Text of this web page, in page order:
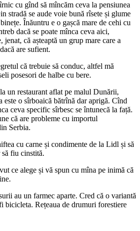
cu gînd să mîncăm ceva la pensiunea
stradă se aude voie bună rîsete și glume
Înăuntru e o gașcă mare de cehi cu
dacă se poate mînca ceva aici,
că așteaptă un grup mare care a
are sufient.
că trebuie să conduc, altfel mă
posesori de halbe cu bere.
un restaurant aflat pe malul Dunării,
este o sîrboaică bătrînă dar aprigă. Cînd
ceva specific sîrbesc se întunecă la față.
că are probleme cu importul
Serbia.
cu carne și condimente de la Lidl și să
fiu cinstită.
ce alege și vă spun cu mîna pe inimă că
au un farmec aparte. Cred că o variantă
bicicleta. Rețeaua de drumuri forestiere